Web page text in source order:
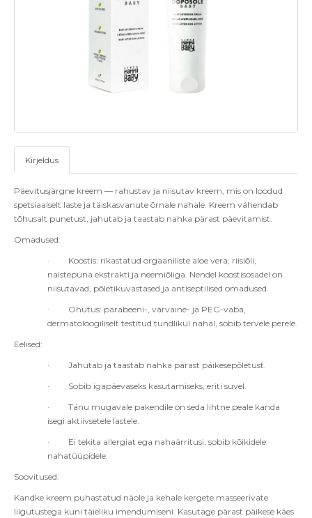
Kirjeldus
Päevitusjärgne kreem — rahustav ja niisutav kreem, mis on loodud
spetsiaalselt laste ja täiskasvanute õrnale nahale. Kreem vähendab
tõhusalt punetust, jahutab ja taastab nahka pärast päevitamist.
Omadused:
·
Koostis: rikastatud orgaaniliste aloe vera, riisiõli,
naistepuna ekstrakti ja neemiõliga. Nendel koostisosadel on
niisutavad, põletikuvastased ja antiseptilised omadused.
·
Ohutus: parabeeni-, värvaine- ja PEG-vaba,
dermatoloogiliselt testitud tundlikul nahal, sobib tervele perele.
Eelised:
·
Jahutab ja taastab nahka pärast päikesepõletust.
·
Sobib igapäevaseks kasutamiseks, eriti suvel.
·
Tänu mugavale pakendile on seda lihtne peale kanda
isegi aktiivsetele lastele.
·
Ei tekita allergiat ega nahaärritusi, sobib kõikidele
nahatüüpidele.
Soovitused:
Kandke kreem puhastatud näole ja kehale kergete masseerivate
liigutustega kuni täieliku imendumiseni. Kasutage pärast päikese käes